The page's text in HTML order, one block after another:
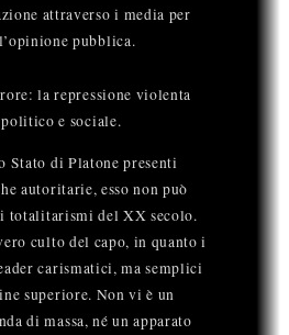
attraverso i media per
pubblica.
la repressione violenta
e sociale.
Stato di Platone presenti
autoritarie, esso non può
totalitarismi del XX secolo.
culto del capo, in quanto i
carismatici, ma semplici
superiore. Non vi è un
di massa, né un apparato